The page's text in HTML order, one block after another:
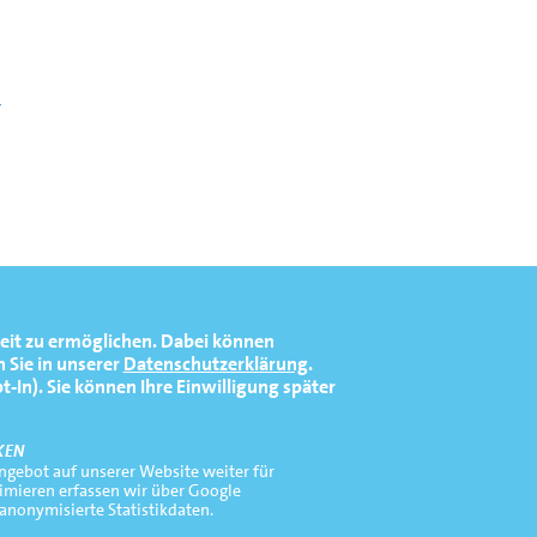
zu ermöglichen. Dabei können
in unsererDatenschutzerklärung.
Sie können Ihre Einwilligung später
auf unserer Website weiter für
erfassen wir über Google
Statistikdaten.